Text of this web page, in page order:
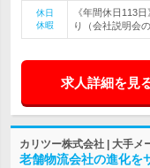
休日
休暇
《年間休日113
り（会社説明会
求人詳細を見
カリツー株式会社 | 大手メ
老舗物流会社の進化を